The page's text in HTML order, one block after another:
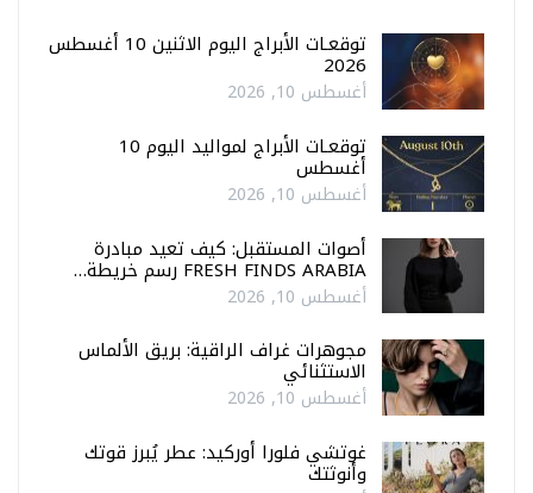
توقعـات الأبراج اليوم الاثنين 10 أغسطس
2026
أغسطس 10, 2026
توقعـات الأبراج لمواليد اليوم 10
أغسطس
أغسطس 10, 2026
أصوات المستقبل: كيف تعيد مبادرة
FRESH FINDS ARABIA رسم خريطة…
أغسطس 10, 2026
مجوهرات غراف الراقية: بريق الألماس
الاستثنائي
أغسطس 10, 2026
غوتشي فلورا أوركيد: عطر يُبرز قوتك
وأنوثتك